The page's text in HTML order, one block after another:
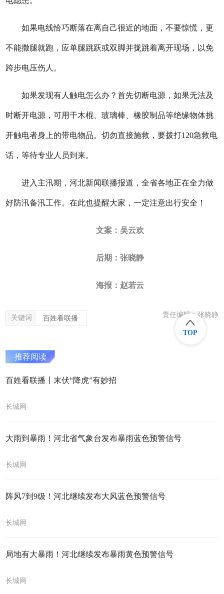
如果电线恰巧断落在离自己很近的地面，不要惊慌，更
不能撒腿就跑，应单腿跳跃或双脚并拢跳着离开现场，以免
跨步电压伤人。
如果发现有人触电怎么办？首先切断电源，如果无法及
时断开电源，可用干木棍、玻璃棒、橡胶制品等绝缘物体挑
开触电者身上的带电物品。切勿直接施救，要拨打120急救电
话，等待专业人员到来。
进入主汛期，河北新闻联播报道，全省各地正在全力做
好防汛备汛工作。在此也提醒大家，一定注意出行安全！
文案：吴云欢
后期：张晓静
海报：赵若云
关键词 百姓看联播 责任编辑：张晓静
推荐阅读
百姓看联播丨末伏“降虎”有妙招
长城网
大雨到暴雨！河北省气象台发布暴雨蓝色预警信号
长城网
阵风7到9级！河北继续发布大风蓝色预警信号
长城网
局地有大暴雨！河北继续发布暴雨黄色预警信号
长城网
TOP